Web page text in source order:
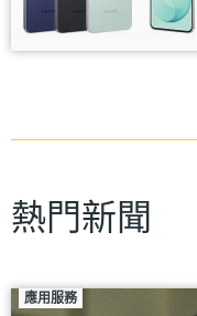
熱門新聞
應用服務